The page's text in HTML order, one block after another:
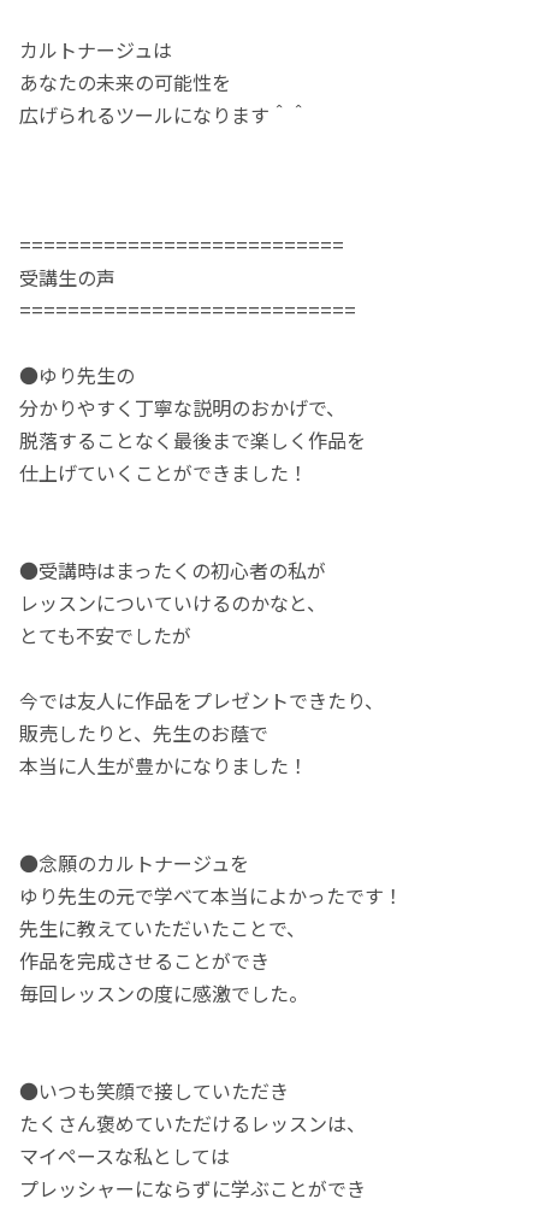
カルトナージュは
あなたの未来の可能性を
広げられるツールになります＾＾
===========================
受講生の声
============================
●ゆり先生の
分かりやすく丁寧な説明のおかげで、
脱落することなく最後まで楽しく作品を
仕上げていくことができました！
●受講時はまったくの初心者の私が
レッスンについていけるのかなと、
とても不安でしたが
今では友人に作品をプレゼントできたり、
販売したりと、先生のお蔭で
本当に人生が豊かになりました！
●念願のカルトナージュを
ゆり先生の元で学べて本当によかったです！
先生に教えていただいたことで、
作品を完成させることができ
毎回レッスンの度に感激でした。
●いつも笑顔で接していただき
たくさん褒めていただけるレッスンは、
マイペースな私としては
プレッシャーにならずに学ぶことができ